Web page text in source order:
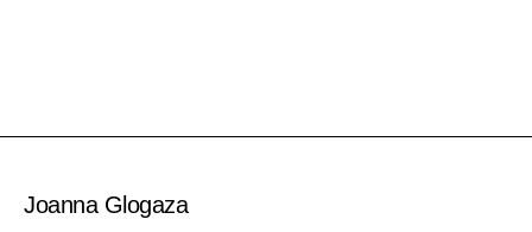
Joanna Glogaza